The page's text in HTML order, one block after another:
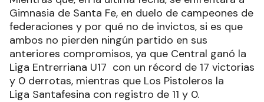
Gimnasia de Santa Fe, en duelo de campeones de
federaciones y por qué no de invictos, si es que
ambos no pierden ningún partido en sus
anteriores compromisos, ya que Central ganó la
Liga Entrerriana U17 con un récord de 17 victorias
y 0 derrotas, mientras que Los Pistoleros la
Liga Santafesina con registro de 11 y 0.